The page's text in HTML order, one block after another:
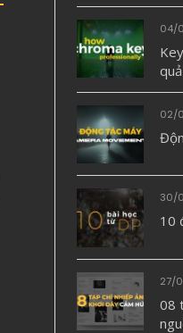
04/
02/
30/
10
27/
08